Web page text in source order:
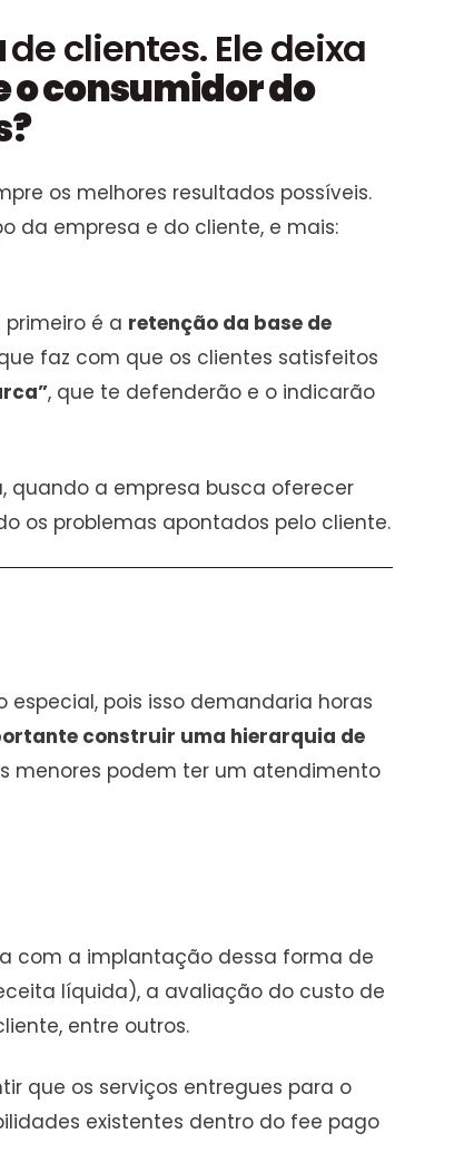
de clientes. Ele deixa
consumidor do
os melhores resultados possíveis.
da empresa e do cliente, e mais:
é a retenção da base de
faz com que os clientes satisfeitos
, que te defenderão e o indicarão
quando a empresa busca oferecer
os problemas apontados pelo cliente.
pois isso demandaria horas
construir uma hierarquia de
menores podem ter um atendimento
com a implantação dessa forma de
líquida), a avaliação do custo de
entre outros.
que os serviços entregues para o
existentes dentro do fee pago